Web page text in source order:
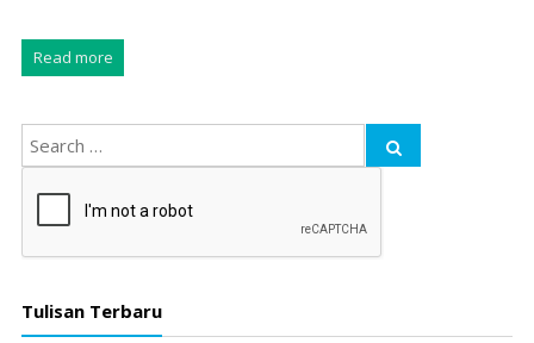
Read more
Tulisan Terbaru